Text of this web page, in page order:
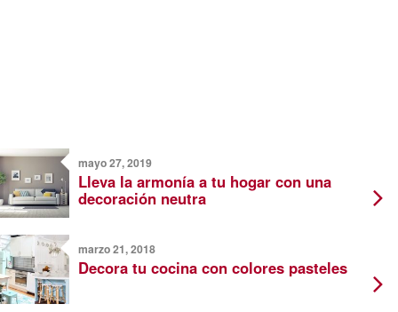
mayo 27, 2019
Lleva la armonía a tu hogar con una
decoración neutra
marzo 21, 2018
Decora tu cocina con colores pasteles